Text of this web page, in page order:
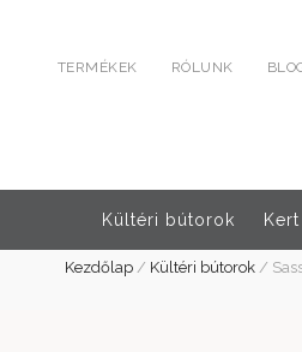
TERMÉKEK RÓLUNK
Kültéri bútorok
Kezdőlap/ Kültéri bútorok/